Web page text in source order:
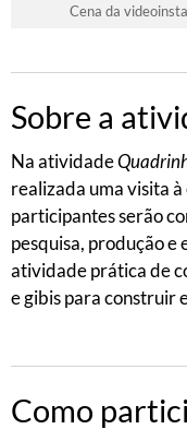
Cena da
Sobre a
Na atividade
realizada uma visita à
participantes serão
pesquisa, produção e
atividade prática de
e gibis para construir
Como